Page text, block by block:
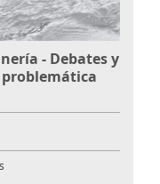
- Debates y